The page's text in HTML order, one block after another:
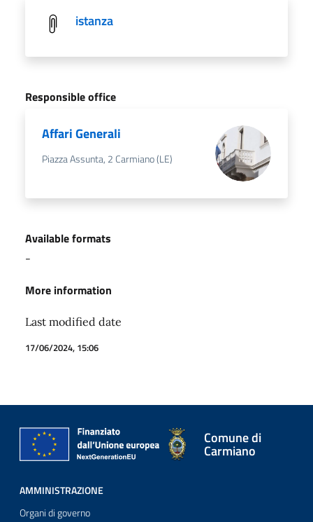
istanza
Responsible office
Affari Generali
Piazza Assunta, 2 Carmiano (LE)
Available formats
-
More information
Last modified date
17/06/2024, 15:06
Comune di
Carmiano
AMMINISTRAZIONE
Organi di governo